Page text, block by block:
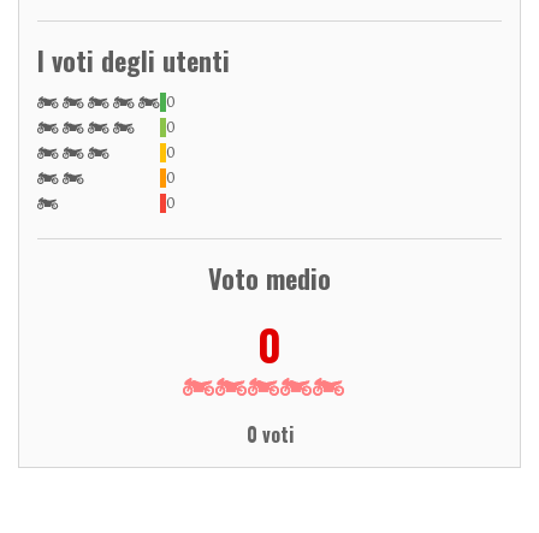
I voti degli utenti
0
0
0
0
0
Voto medio
0
0 voti